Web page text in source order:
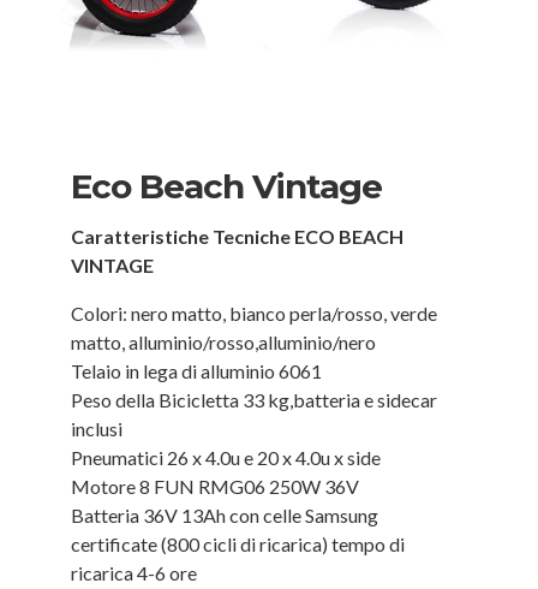
Eco Beach Vintage
Caratteristiche Tecniche ECO BEACH
VINTAGE
Colori: nero matto, bianco perla/rosso, verde
matto, alluminio/rosso,alluminio/nero
Telaio in legadi alluminio 6061
Peso della Bicicletta 33 kg,batteriae sidecar
inclusi
Pneumatici 26 x4.0ue 20 x 4.0u x side
Motore8 FUN RMG06 250W 36V
Batteria 36V 13Ahcon celle Samsung
certificate (800 cicli di ricarica) tempo di
ricarica 4-6 ore